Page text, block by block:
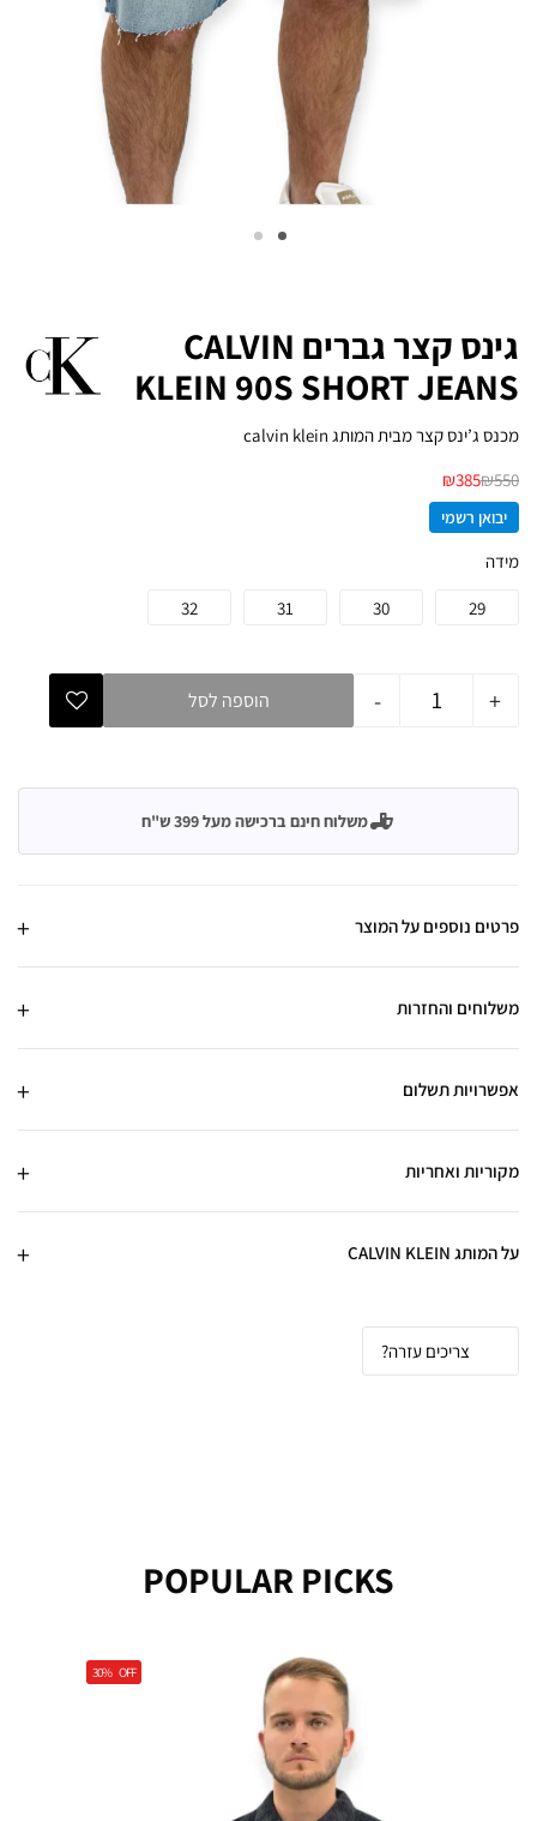
גינס קצר גברים CALVIN
KLEIN 90S SHORT JEANS
מכנס ג’ינס קצר מבית המותג calvin klein
₪550
₪385
יבואן רשמי
מידה
29
30
31
32
- + הוספה לסל
משלוח חינם ברכישה מעל 399 ש"ח
פרטים נוספים על המוצר
משלוחים והחזרות
אפשרויות תשלום
מקוריות ואחריות
על המותג CALVIN KLEIN
צריכים עזרה?
POPULAR PICKS
30% OFF